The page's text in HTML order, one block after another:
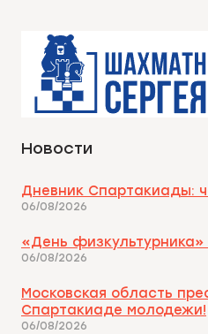
Новости
Дневник Спартакиады:
06/08/2026
«День
06/08/2026
Московская область
Спартакиаде молодежи!
06/08/2026